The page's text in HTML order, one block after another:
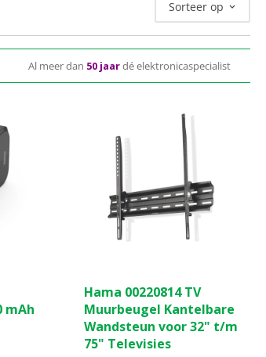
Sorteer op
Al meer dan 50 jaardé elektronicaspecialist
mAh
van
de
5
sterren.
Hama 00220814 TV
Muurbeugel Kantelbare
Wandsteun voor 32" t/m
75" Televisies